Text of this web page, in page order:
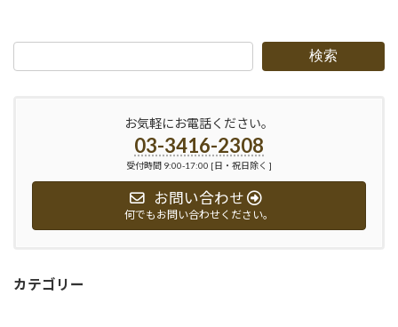
検索
お気軽にお電話ください。
03-3416-2308
受付時間 9:00-17:00 [日・祝日除く ]
お問い合わせ
何でもお問い合わせください。
カテゴリー